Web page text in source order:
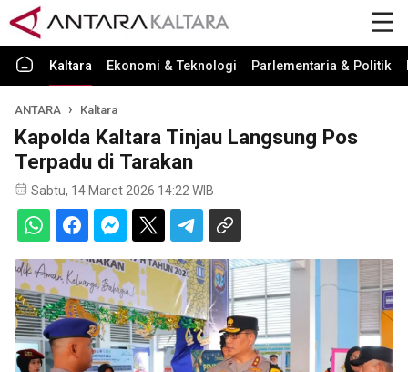
Kaltara Ekonomi & Teknologi Parlementaria & Politik
ANTARA Kaltara
Kapolda Kaltara Tinjau Langsung Pos
Terpadu di Tarakan
Sabtu, 14 Maret 2026 14:22 WIB